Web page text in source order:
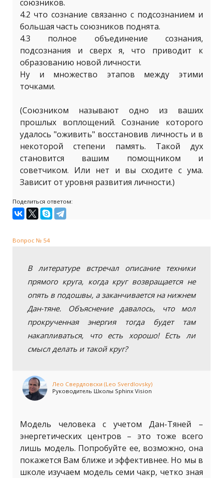
союзников.
4.2 что сознание связанно с подсознанием и
большая часть союзников поднята.
4.3 полное объединение сознания,
подсознания и сверх я, что приводит к
образованию новой личности.
Ну и множество этапов между этими
точками.
(Союзником называют одно из ваших
прошлых воплощений. Сознание которого
удалось "оживить" восстановив личность и в
некоторой степени память. Такой дух
становится вашим помощником и
советчиком. Или нет и вы сходите с ума.
Зависит от уровня развития личности.)
Поделиться ответом:
Вопрос № 54
В литературе встречал описание техники
прямого круга, когда круг возвращается не
опять в подошвы, а заканчивается на нижнем
Дан-тяне. Объяснение давалось, что мол
прокрученная энергия тогда будет там
накапливаться, что есть хорошо! Есть ли
смысл делать и такой круг?
Лео Свердловски (Leo Sverdlovsky)
Руководитель Школы Sphinx Vision
Модель человека с учетом Дан-Тяней –
энергетических центров – это тоже всего
лишь модель. Попробуйте ее, возможно, она
покажется Вам ближе и эффективнее. Но мы в
школе изучаем модель семи чакр, четко зная